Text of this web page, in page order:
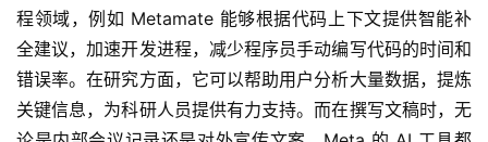
程领域，例如 Metamate 能够根据代码上下文提供智能补
全建议，加速开发进程，减少程序员手动编写代码的时间和
错误率。在研究方面，它可以帮助用户分析大量数据，提炼
关键信息，为科研人员提供有力支持。而在撰写文稿时，无